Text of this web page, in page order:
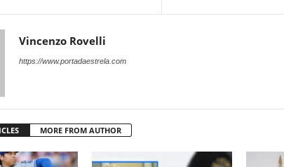
Vincenzo Rovelli
https://www.portadaestrela.com
MORE FROM AUTHOR